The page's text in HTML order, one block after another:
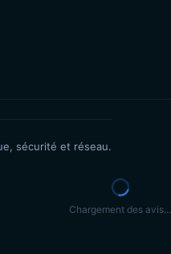
sécurité et réseau.
Chargement des avis...